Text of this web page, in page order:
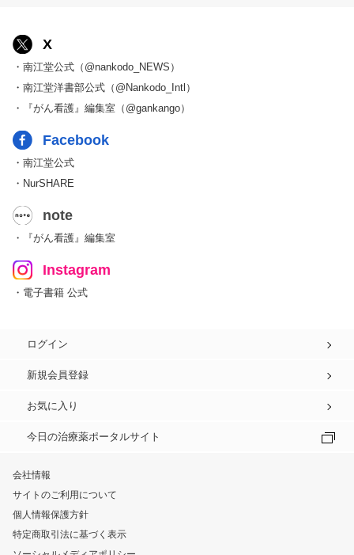
X
・南江堂公式（@nankodo_NEWS）
・南江堂洋書部公式（@Nankodo_Intl）
・『がん看護』編集室（@gankango）
Facebook
・南江堂公式
・NurSHARE
note
・『がん看護』編集室
Instagram
・電子書籍 公式
ログイン
新規会員登録
お気に入り
今日の治療薬ポータルサイト
会社情報
サイトのご利用について
個人情報保護方針
特定商取引法に基づく表示